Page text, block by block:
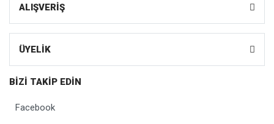
ALIŞVERİŞ
ÜYELİK
BİZİ TAKİP EDİN
Facebook